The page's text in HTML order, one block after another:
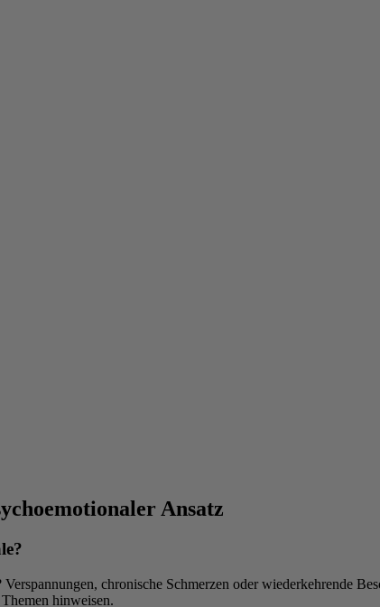
Ansatz
chronische Schmerzen oder wiederkehrende
hinweisen.